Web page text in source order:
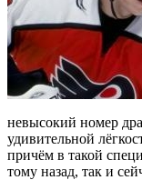
невысокий номер
удивительной
причём в такой
тому назад, так и